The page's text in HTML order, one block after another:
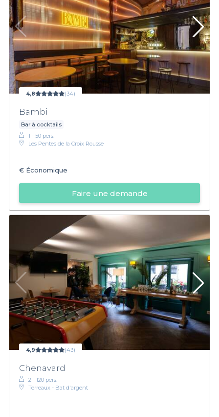
4,8 (34)
Bambi
Bar à cocktails
1 - 50 pers.
Les Pentes de la Croix Rousse
€ Économique
Faire une demande
4,9 (43)
Chenavard
2 - 120 pers.
Terreaux - Bat d'argent